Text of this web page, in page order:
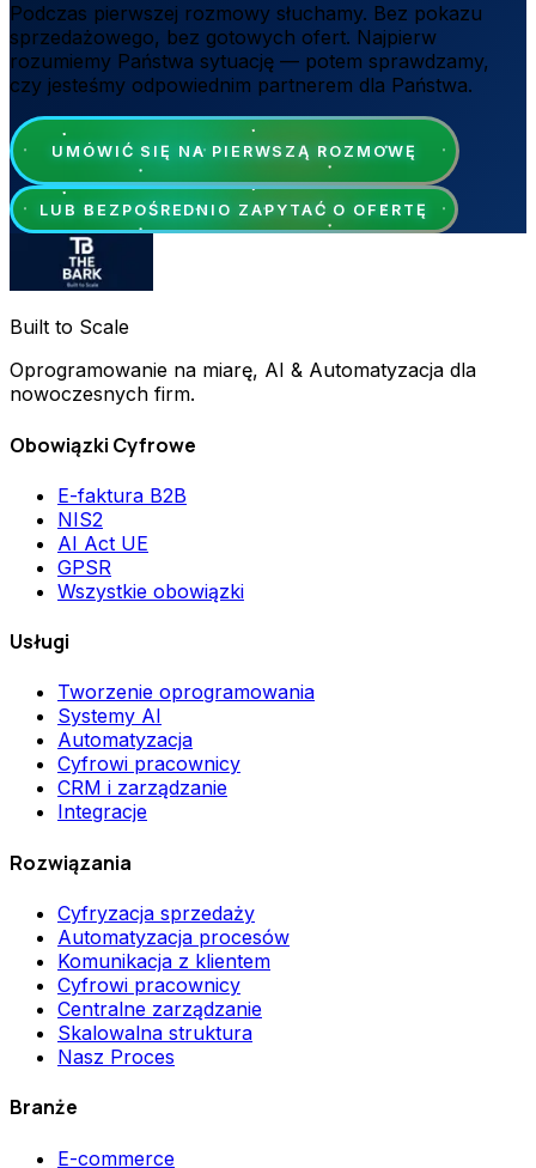
Podczas pierwszej rozmowy słuchamy. Bez pokazu
sprzedażowego, bez gotowych ofert. Najpierw
rozumiemy Państwa sytuację — potem sprawdzamy,
czy jesteśmy odpowiednim partnerem dla Państwa.
UMÓWIĆ SIĘ NA PIERWSZĄ ROZMOWĘ
LUB BEZPOŚREDNIO ZAPYTAĆ O OFERTĘ
Built to Scale
Oprogramowanie na miarę, AI & Automatyzacja dla
nowoczesnych firm.
Obowiązki Cyfrowe
E-faktura B2B
NIS2
AI Act UE
GPSR
Wszystkie obowiązki
Usługi
Tworzenie oprogramowania
Systemy AI
Automatyzacja
Cyfrowi pracownicy
CRM i zarządzanie
Integracje
Rozwiązania
Cyfryzacja sprzedaży
Automatyzacja procesów
Komunikacja z klientem
Cyfrowi pracownicy
Centralne zarządzanie
Skalowalna struktura
Nasz Proces
Branże
E-commerce